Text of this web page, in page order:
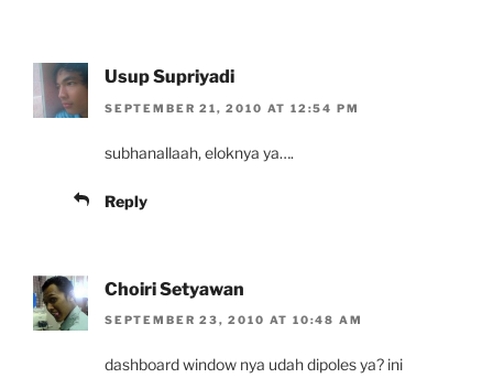
Usup Supriyadi
SEPTEMBER 21, 2010 AT 12:54 PM
subhanallaah, eloknya ya….
Reply
Choiri Setyawan
SEPTEMBER 23, 2010 AT 10:48 AM
dashboard window nya udah dipoles ya? ini